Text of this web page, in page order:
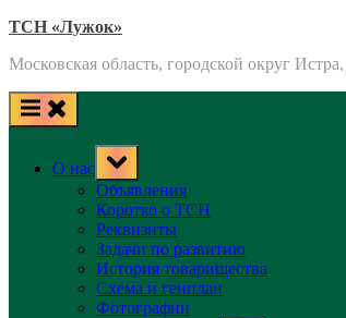
Skip
content
ТСН «Лужок»
Московская область, городской округ
О нас
Toggle
sub-
menu
Объявления
Коротко о ТСН
Реквизиты
Задачи по развитию
История товарищества
Схема и генплан
Фотографии